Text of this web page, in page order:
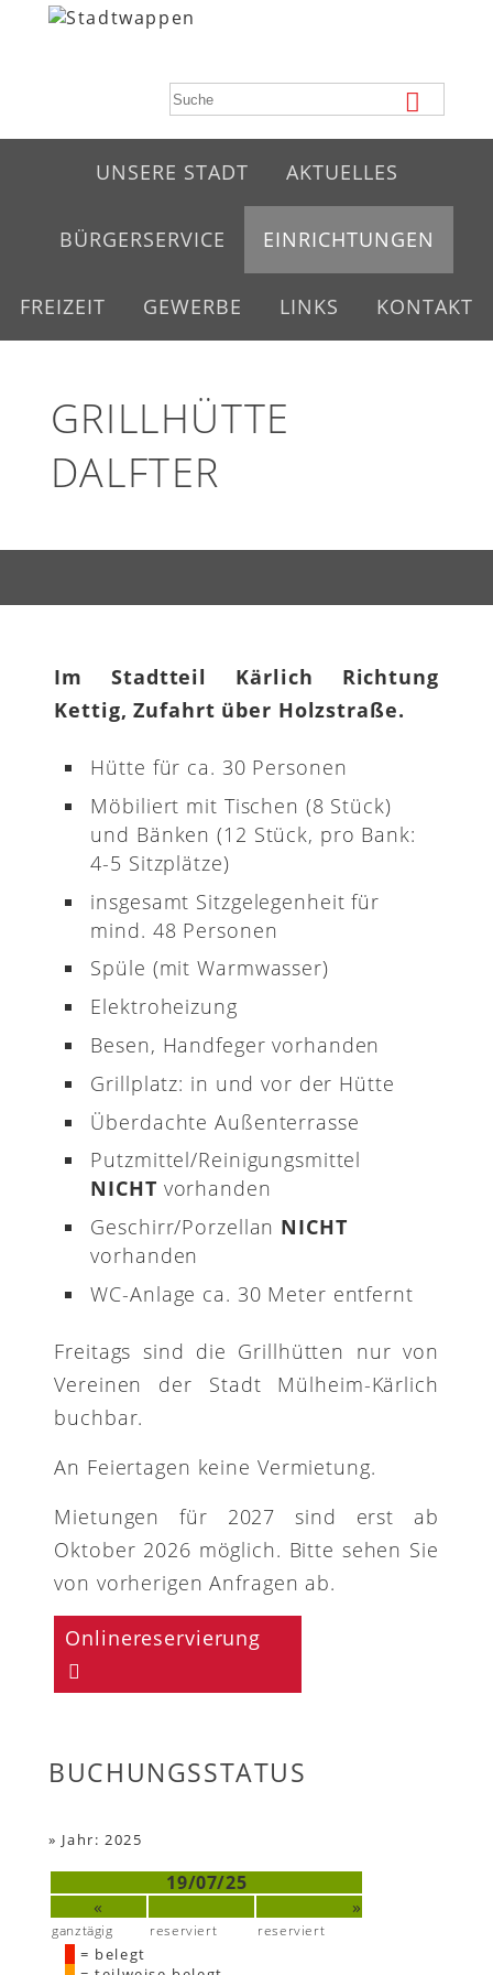
UNSERE STADT AKTUELLES
BÜRGERSERVICE EINRICHTUNGEN
FREIZEIT GEWERBE LINKS KONTAKT
GRILLHÜTTE
DALFTER
Im Stadtteil Kärlich Richtung
Kettig, Zufahrt über Holzstraße.
Hütte für ca. 30 Personen
Möbiliert mit Tischen (8 Stück)
und Bänken (12 Stück, pro Bank:
4-5 Sitzplätze)
insgesamt Sitzgelegenheit für
mind. 48 Personen
Spüle (mit Warmwasser)
Elektroheizung
Besen, Handfeger vorhanden
Grillplatz: in und vor der Hütte
Überdachte Außenterrasse
Putzmittel/Reinigungsmittel
NICHT vorhanden
Geschirr/Porzellan NICHT
vorhanden
WC-Anlage ca. 30 Meter entfernt
Freitags sind die Grillhütten nur von
Vereinen der Stadt Mülheim-Kärlich
buchbar.
An Feiertagen keine Vermietung.
Mietungen für 2027 sind erst ab
Oktober 2026 möglich. Bitte sehen Sie
von vorherigen Anfragen ab.
Onlinereservierung
BUCHUNGSSTATUS
» Jahr: 2025
19/07/25
«
»
ganztägig reserviert reserviert
= belegt